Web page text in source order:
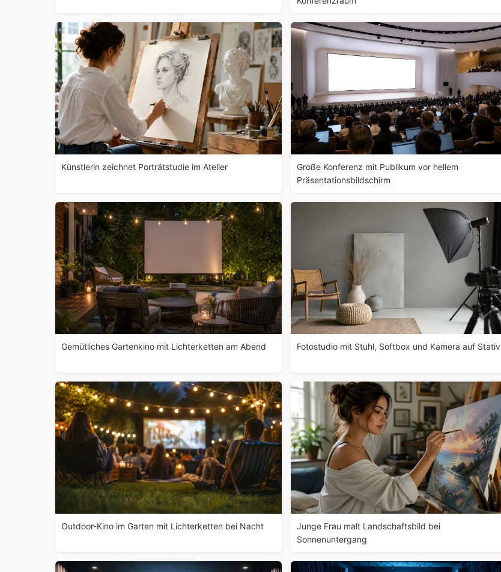
Künstlerin zeichnet Porträtstudie im Atelier
Große Konferenz mit Publikum vor hellem
Präsentationsbildschirm
Gemütliches Gartenkino mit Lichterketten am Abend Fotostudio mit Stuhl, Softbox und Kamera auf Stativ
Outdoor-Kino im Garten mit Lichterketten bei Nacht
Junge Frau malt Landschaftsbild bei
Sonnenuntergang